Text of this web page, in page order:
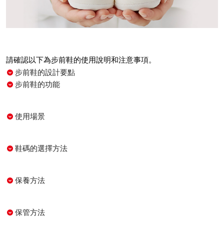
請確認以下為步前鞋的使用說明和注意事項。
步前鞋的設計要點
步前鞋的功能
使用場景
鞋碼的選擇方法
保養方法
保管方法